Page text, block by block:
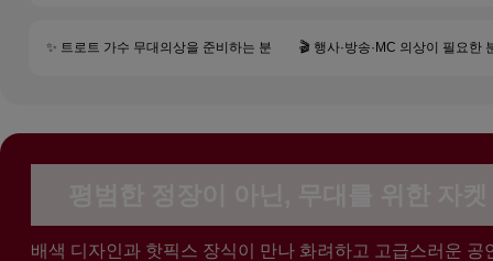
✨ 트로트 가수 무대의상을 준비하는 분 🎬 행사·방송·MC 의상이 필요한
배색 디자인과 핫픽스 장식이 만나 화려하고 고급스러운 공